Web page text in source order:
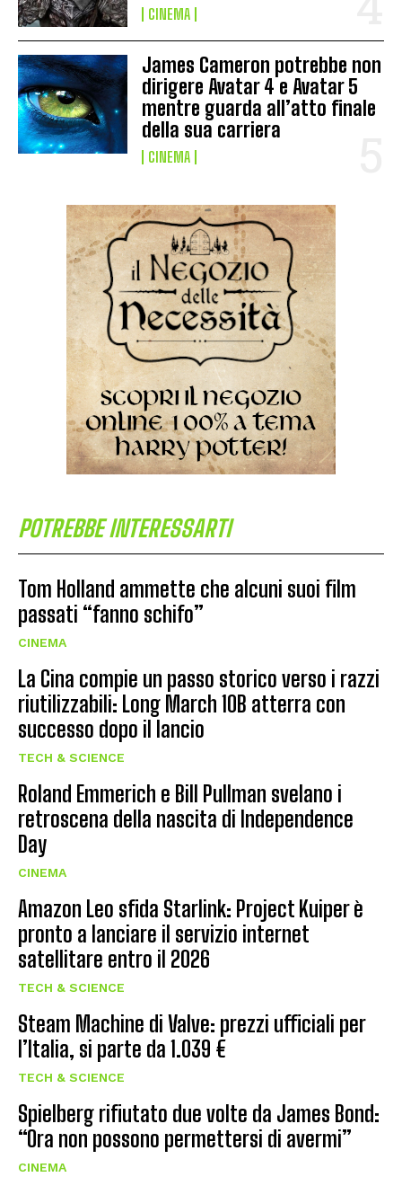
CINEMA
James Cameron potrebbe non
dirigere Avatar 4 e Avatar 5
mentre guarda all’atto finale
della sua carriera
CINEMA
POTREBBE INTERESSARTI
Tom Holland ammette che alcuni suoi film
passati “fanno schifo”
CINEMA
La Cina compie un passo storico verso i razzi
riutilizzabili: Long March 10B atterra con
successo dopo il lancio
TECH & SCIENCE
Roland Emmerich e Bill Pullman svelano i
retroscena della nascita di Independence
Day
CINEMA
Amazon Leo sfida Starlink: Project Kuiper è
pronto a lanciare il servizio internet
satellitare entro il 2026
TECH & SCIENCE
Steam Machine di Valve: prezzi ufficiali per
l’Italia, si parte da 1.039 €
TECH & SCIENCE
Spielberg rifiutato due volte da James Bond:
“Ora non possono permettersi di avermi”
CINEMA